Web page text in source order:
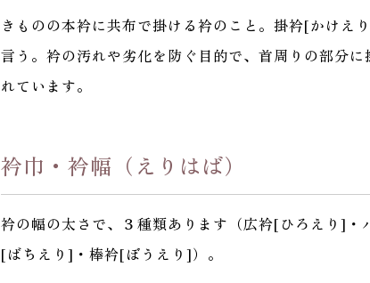
きものの本衿に共布で掛ける衿のこと。掛衿[かけえ
言う。衿の汚れや劣化を防ぐ目的で、首周りの部分に
れています。
衿巾・衿幅（えりはば）
衿の幅の太さで、３種類あります（広衿[ひろえり]・
[ばちえり]・棒衿[ぼうえり]）。